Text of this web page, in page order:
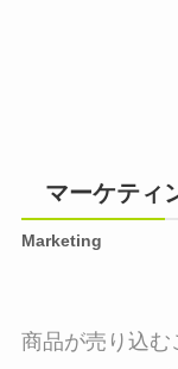
マーケティ
Marketing
商品が売り込